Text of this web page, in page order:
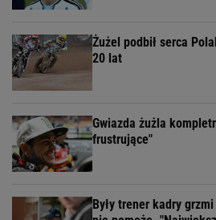
Żużel podbił serca
20 lat
Gwiazda żużla
frustrujące"
Były trener kadry